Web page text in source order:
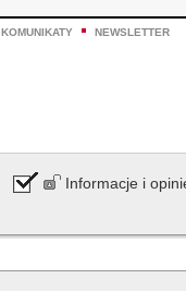
KOMUNIKATY NEWSLETTER
Informacje i